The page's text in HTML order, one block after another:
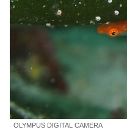
OLYMPUS DIGITAL CAMERA